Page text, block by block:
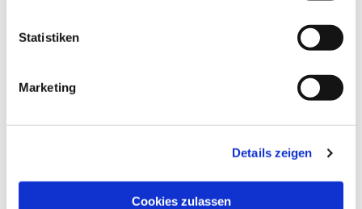
Statistiken
Marketing
Details zeigen
Cookies zulassen